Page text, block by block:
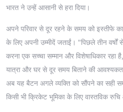
भारत ने उन्हें आसानी से हरा दिया।
अपने परिवार से दूर रहने के समय को इस्तीफे
के लिए अपनी उम्मीदें जताईं। "पिछले तीन
करना एक सच्चा सम्मान और विशेषाधिकार रहा
यात्रा और घर से दूर समय बिताने की
अब यह बैटन अगले व्यक्ति को सौंपने का सही
किसी भी क्रिकेट भूमिका के लिए वास्तविक